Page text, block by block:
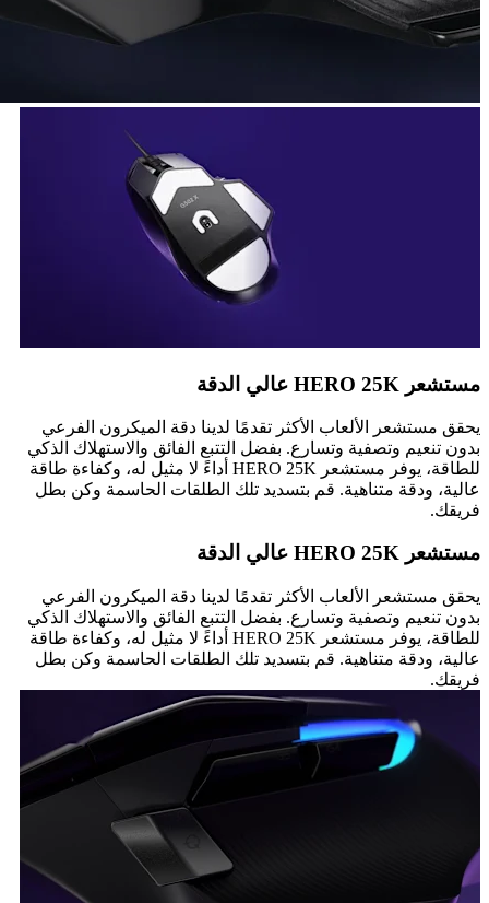
مستشعر HERO 25K عالي الدقة
يحقق مستشعر الألعاب الأكثر تقدمًا لدينا دقة الميكرون الفرعي
بدون تنعيم وتصفية وتسارع. بفضل التتبع الفائق والاستهلاك الذكي
للطاقة، يوفر مستشعر HERO 25K أداءً لا مثيل له، وكفاءة طاقة
عالية، ودقة متناهية. قم بتسديد تلك الطلقات الحاسمة وكن بطل
فريقك.
مستشعر HERO 25K عالي الدقة
يحقق مستشعر الألعاب الأكثر تقدمًا لدينا دقة الميكرون الفرعي
بدون تنعيم وتصفية وتسارع. بفضل التتبع الفائق والاستهلاك الذكي
للطاقة، يوفر مستشعر HERO 25K أداءً لا مثيل له، وكفاءة طاقة
عالية، ودقة متناهية. قم بتسديد تلك الطلقات الحاسمة وكن بطل
فريقك.